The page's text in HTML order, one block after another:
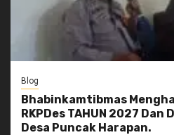
Blog
Bhabinkamtibmas
RKPDes TAHUN 2027 Dan
Desa Puncak Harapan.